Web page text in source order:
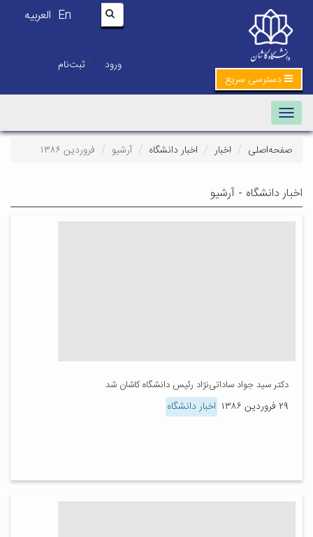
En العربیه
ورود | ثبت‌نام
دسترسی سریع
Toggle navigation
صفحه‌اصلی اخبار اخبار دانشگاه آرشیو فروردین ۱۳۸۶
اخبار دانشگاه - آرشیو
دکتر سید جواد ساداتی‌نژاد رئیس دانشگاه کاشان شد
۲۹ فروردین ۱۳۸۶ اخبار دانشگاه